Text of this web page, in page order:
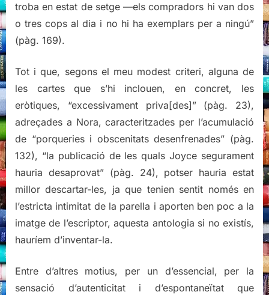
troba en estat de setge —els compradors hi van dos
o tres cops al dia i no hi ha exemplars per a ningú”
(pàg. 169).
Tot i que, segons el meu modest criteri, alguna de
les cartes que s’hi inclouen, en concret, les
eròtiques, “excessivament priva[des]” (pàg. 23),
adreçades a Nora, caracteritzades per l’acumulació
de “porqueries i obscenitats desenfrenades” (pàg.
132), “la publicació de les quals Joyce segurament
hauria desaprovat” (pàg. 24), potser hauria estat
millor descartar-les, ja que tenien sentit només en
l’estricta intimitat de la parella i aporten ben poc a la
imatge de l’escriptor, aquesta antologia si no existís,
hauríem d’inventar-la.
Entre d’altres motius, per un d’essencial, per la
sensació d’autenticitat i d’espontaneïtat que